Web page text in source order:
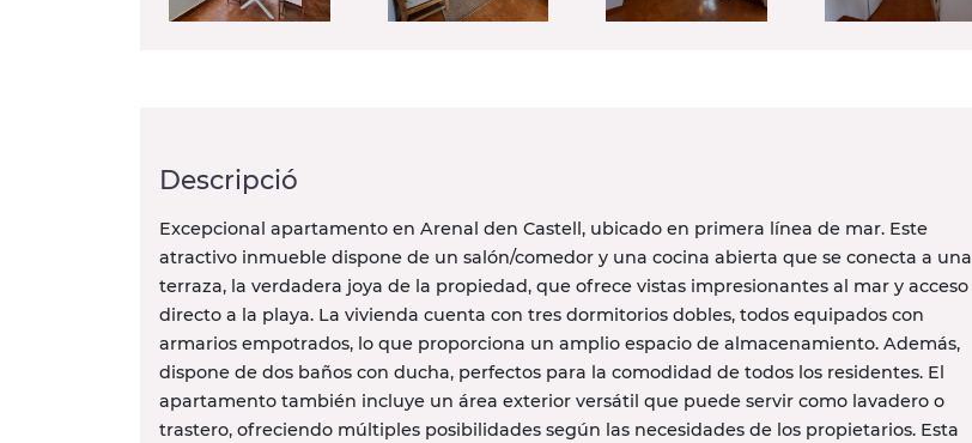
Descripció
Excepcional apartamento en Arenal den Castell, ubicado en primera línea de mar. Este
atractivo inmueble dispone de un salón/comedor y una cocina abierta que se conecta a una
terraza, la verdadera joya de la propiedad, que ofrece vistas impresionantes al mar y acceso
directo a la playa. La vivienda cuenta con tres dormitorios dobles, todos equipados con
armarios empotrados, lo que proporciona un amplio espacio de almacenamiento. Además,
dispone de dos baños con ducha, perfectos para la comodidad de todos los residentes. El
apartamento también incluye un área exterior versátil que puede servir como lavadero o
trastero, ofreciendo múltiples posibilidades según las necesidades de los propietarios. Esta